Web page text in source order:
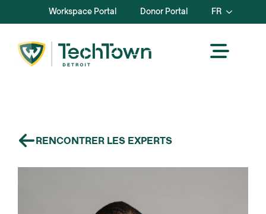
Workspace Portal Donor Portal FR
RENCONTRER LES EXPERTS